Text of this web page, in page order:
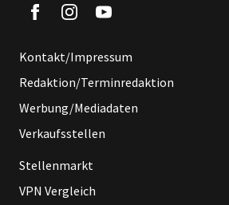
Kontakt/Impressum
Redaktion/Terminredaktion
Werbung/Mediadaten
Verkaufsstellen
Stellenmarkt
VPN Vergleich